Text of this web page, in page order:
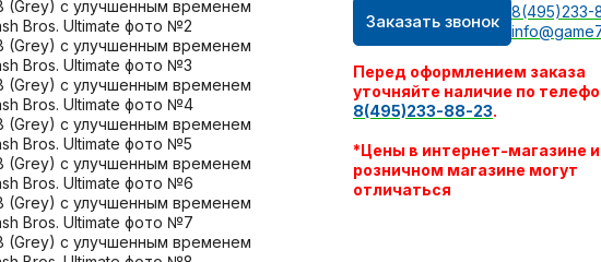
Заказать звонок
8(495)233-
Перед оформлением заказа
уточняйте наличие по
8(495)233-88-23.
*Цены в интернет-магазине и
розничном магазине могут
отличаться